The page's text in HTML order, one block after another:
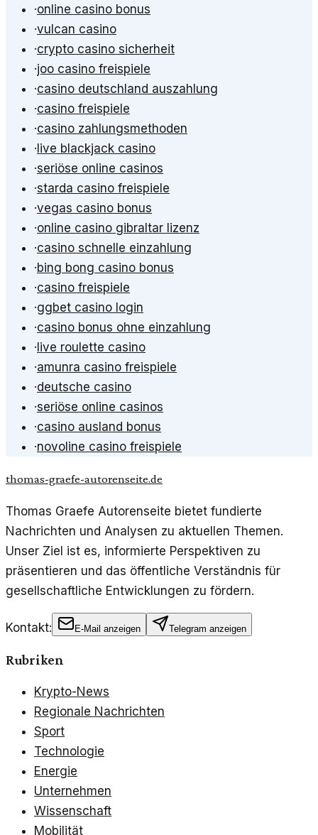
·online casino bonus
·vulcan casino
·crypto casino sicherheit
·joo casino freispiele
·casino deutschland auszahlung
·casino freispiele
·casino zahlungsmethoden
· live blackjack casino
·seriöse online casinos
·starda casino freispiele
·vegas casino bonus
·online casino gibraltar lizenz
·casino schnelle einzahlung
·bing bong casino bonus
·casino freispiele
·ggbet casino login
·casino bonus ohne einzahlung
· live roulette casino
·amunra casino freispiele
·deutsche casino
·seriöse online casinos
·casino ausland bonus
·novoline casino freispiele
thomas-graefe-autorenseite.de
Thomas Graefe Autorenseite bietet fundierte
Nachrichten und Analysen zu aktuellen Themen.
Unser Ziel ist es, informierte Perspektiven zu
präsentieren und das öffentliche Verständnis für
gesellschaftliche Entwicklungen zu fördern.
Kontakt: E-Mail anzeigen Telegram anzeigen
Rubriken
Krypto-News
Regionale Nachrichten
Sport
Technologie
Energie
Unternehmen
Wissenschaft
Mobilität